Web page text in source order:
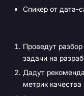
Спикер от дата-
Проведут
задачи на
Дадут
метрик